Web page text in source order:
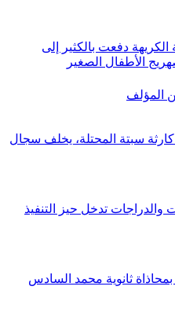
دفعت بالكثير إلى
الأطفال الصغير
المؤلف
سبتة المحتلة، يخلف سجال
والدراجات تدخل حيز التنفيذ
ثانوية محمد السادس